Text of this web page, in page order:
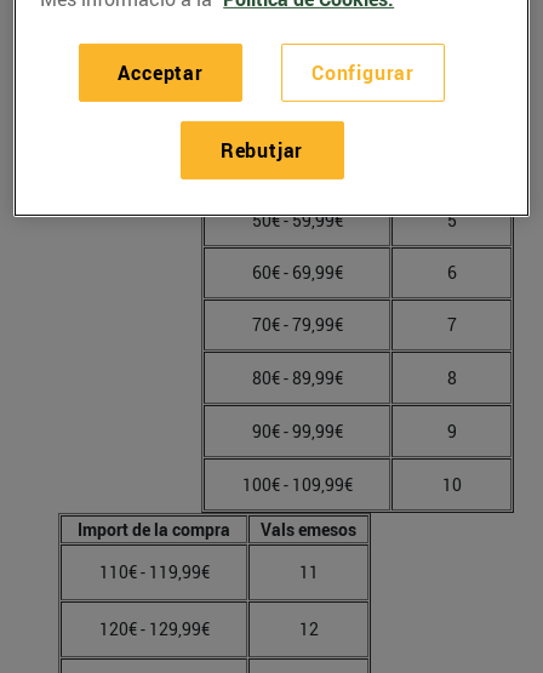
10€ - 19,99€
20€ - 29,99€
30€ - 39,99€
40€ - 49,99€
50€ - 59,99€ 5
60€ - 69,99€ 6
70€ - 79,99€ 7
80€ - 89,99€ 8
90€ - 99,99€ 9
100€ - 109,99€
10
Import de la compra
Vals emesos
110€ - 119,99€
11
120€ - 129,99€ 12
Configurar
Rebutjar
Acceptar